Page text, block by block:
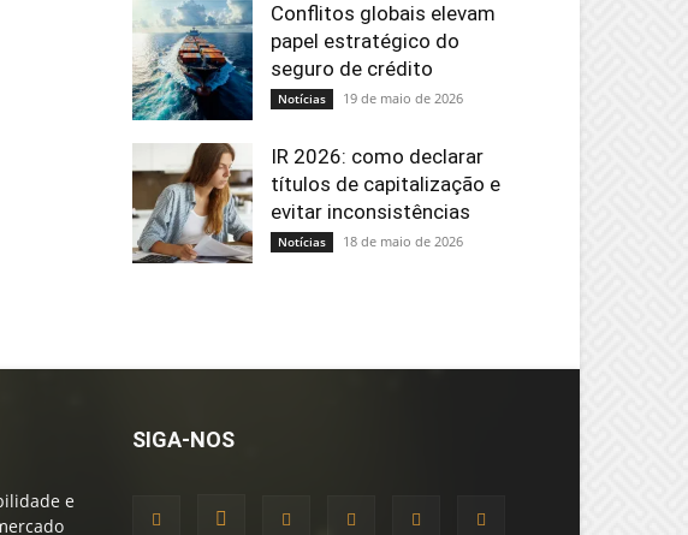
Conflitos globais elevam
papel estratégico do
seguro de crédito
Notícias 19 de maio de 2026
IR 2026: como declarar
títulos de capitalização e
evitar inconsistências
Notícias 18 de maio de 2026
e
SIGA-NOS